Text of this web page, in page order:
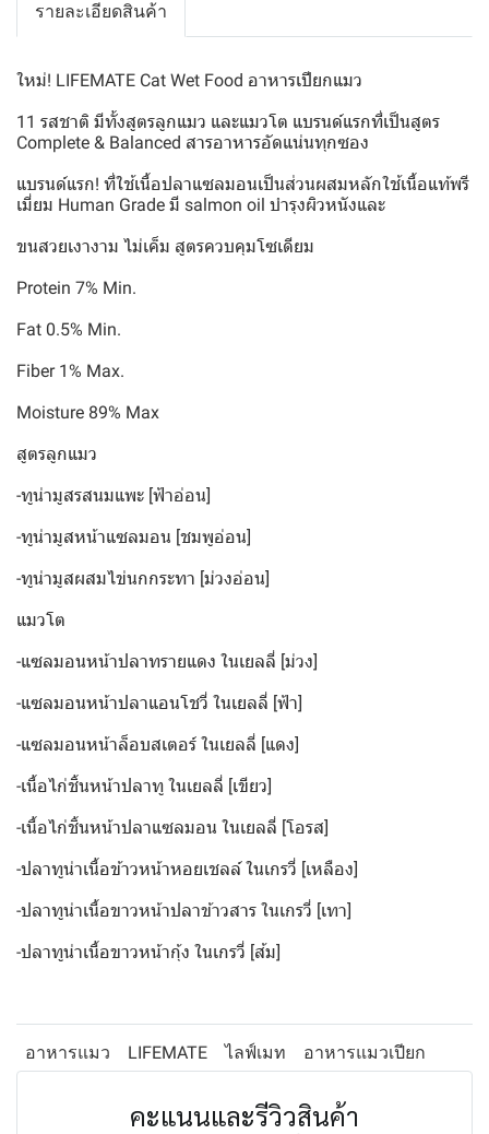
รายละเอียดสินค้า
ใหม่! LIFEMATE Cat Wet Food อาหารเปียกแมว
11 รสชาติ มีทั้งสูตรลูกแมว และแมวโต แบรนด์แรกที่เป็นสูตร
Complete & Balanced สารอาหารอัดแน่นทุกซอง
แบรนด์แรก! ที่ใช้เนื้อปลาแซลมอนเป็นส่วนผสมหลักใช้เนื้อแท้พรี
เมี่ยม Human Grade มี salmon oil บำรุงผิวหนังและ
ขนสวยเงางาม ไม่เค็ม สูตรควบคุมโซเดียม
Protein 7% Min.
Fat 0.5% Min.
Fiber 1% Max.
Moisture 89% Max
สูตรลูกแมว
-ทูน่ามูสรสนมแพะ [ฟ้าอ่อน]
-ทูน่ามูสหน้าแซลมอน [ชมพูอ่อน]
-ทูน่ามูสผสมไข่นกกระทา [ม่วงอ่อน]
แมวโต
-แซลมอนหน้าปลาทรายแดง ในเยลลี่ [ม่วง]
-แซลมอนหน้าปลาแอนโชวี่ ในเยลลี่ [ฟ้า]
-แซลมอนหน้าล็อบสเตอร์ ในเยลลี่ [แดง]
-เนื้อไก่ชิ้นหน้าปลาทู ในเยลลี่ [เขียว]
-เนื้อไก่ชิ้นหน้าปลาแซลมอน ในเยลลี่ [โอรส]
-ปลาทูน่าเนื้อข้าวหน้าหอยเชลล์ ในเกรวี่ [เหลือง]
-ปลาทูน่าเนื้อขาวหน้าปลาข้าวสาร ในเกรวี่ [เทา]
-ปลาทูน่าเนื้อขาวหน้ากุ้ง ในเกรวี่ [ส้ม]
อาหารแมว LIFEMATE ไลฟ์เมท อาหารแมวเปียก
คะแนนและรีวิวสินค้า